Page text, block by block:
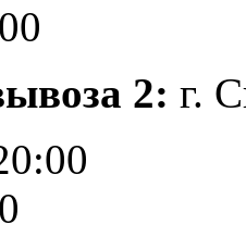
2: г.